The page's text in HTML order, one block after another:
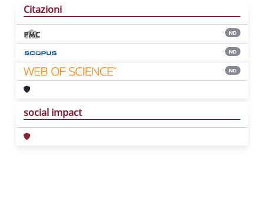
Citazioni
ND
ND
ND
social impact